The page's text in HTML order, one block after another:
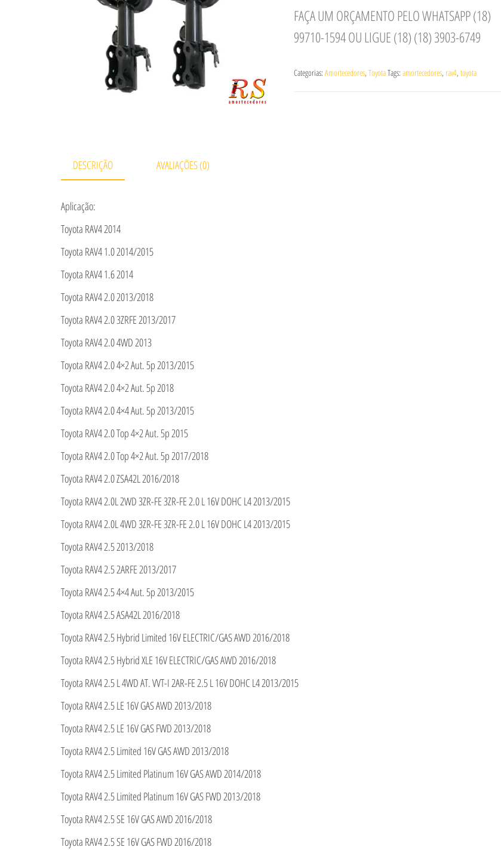
FAÇA UM ORÇAMENTO PELO WHATSAPP (18)
99710-1594 OU LIGUE (18) (18) 3903-6749
Categorias: Amortecedores, ToyotaTags: amortecedores, rav4, toyota
DESCRIÇÃO AVALIAÇÕES (0)
Aplicação:
Toyota RAV4 2014
Toyota RAV4 1.0 2014/2015
Toyota RAV4 1.6 2014
Toyota RAV4 2.0 2013/2018
Toyota RAV4 2.0 3ZRFE 2013/2017
Toyota RAV4 2.0 4WD 2013
Toyota RAV4 2.0 4×2 Aut. 5p 2013/2015
Toyota RAV4 2.0 4×2 Aut. 5p 2018
Toyota RAV4 2.0 4×4 Aut. 5p 2013/2015
Toyota RAV4 2.0 Top 4×2 Aut. 5p 2015
Toyota RAV4 2.0 Top 4×2 Aut. 5p 2017/2018
Toyota RAV4 2.0 ZSA42L 2016/2018
Toyota RAV4 2.0L 2WD 3ZR-FE 3ZR-FE 2.0 L 16V DOHC L4 2013/2015
Toyota RAV4 2.0L 4WD 3ZR-FE 3ZR-FE 2.0 L 16V DOHC L4 2013/2015
Toyota RAV4 2.5 2013/2018
Toyota RAV4 2.5 2ARFE 2013/2017
Toyota RAV4 2.5 4×4 Aut. 5p 2013/2015
Toyota RAV4 2.5 ASA42L 2016/2018
Toyota RAV4 2.5 Hybrid Limited 16V ELECTRIC/GAS AWD 2016/2018
Toyota RAV4 2.5 Hybrid XLE 16V ELECTRIC/GAS AWD 2016/2018
Toyota RAV4 2.5 L 4WD AT. VVT-I 2AR-FE 2.5 L 16V DOHC L4 2013/2015
Toyota RAV4 2.5 LE 16V GAS AWD 2013/2018
Toyota RAV4 2.5 LE 16V GAS FWD 2013/2018
Toyota RAV4 2.5 Limited 16V GAS AWD 2013/2018
Toyota RAV4 2.5 Limited Platinum 16V GAS AWD 2014/2018
Toyota RAV4 2.5 Limited Platinum 16V GAS FWD 2013/2018
Toyota RAV4 2.5 SE 16V GAS AWD 2016/2018
Toyota RAV4 2.5 SE 16V GAS FWD 2016/2018